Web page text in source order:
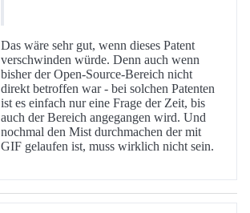
Das wäre sehr gut, wenn dieses Patent
verschwinden würde. Denn auch wenn
bisher der Open-Source-Bereich nicht
direkt betroffen war - bei solchen Patenten
ist es einfach nur eine Frage der Zeit, bis
auch der Bereich angegangen wird. Und
nochmal den Mist durchmachen der mit
GIF gelaufen ist, muss wirklich nicht sein.